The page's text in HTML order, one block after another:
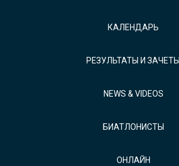
КАЛЕНДАРЬ
РЕЗУЛЬТАТЫ И ЗАЧЕТЫ
NEWS & VIDEOS
БИАТЛОНИСТЫ
ОНЛАЙН